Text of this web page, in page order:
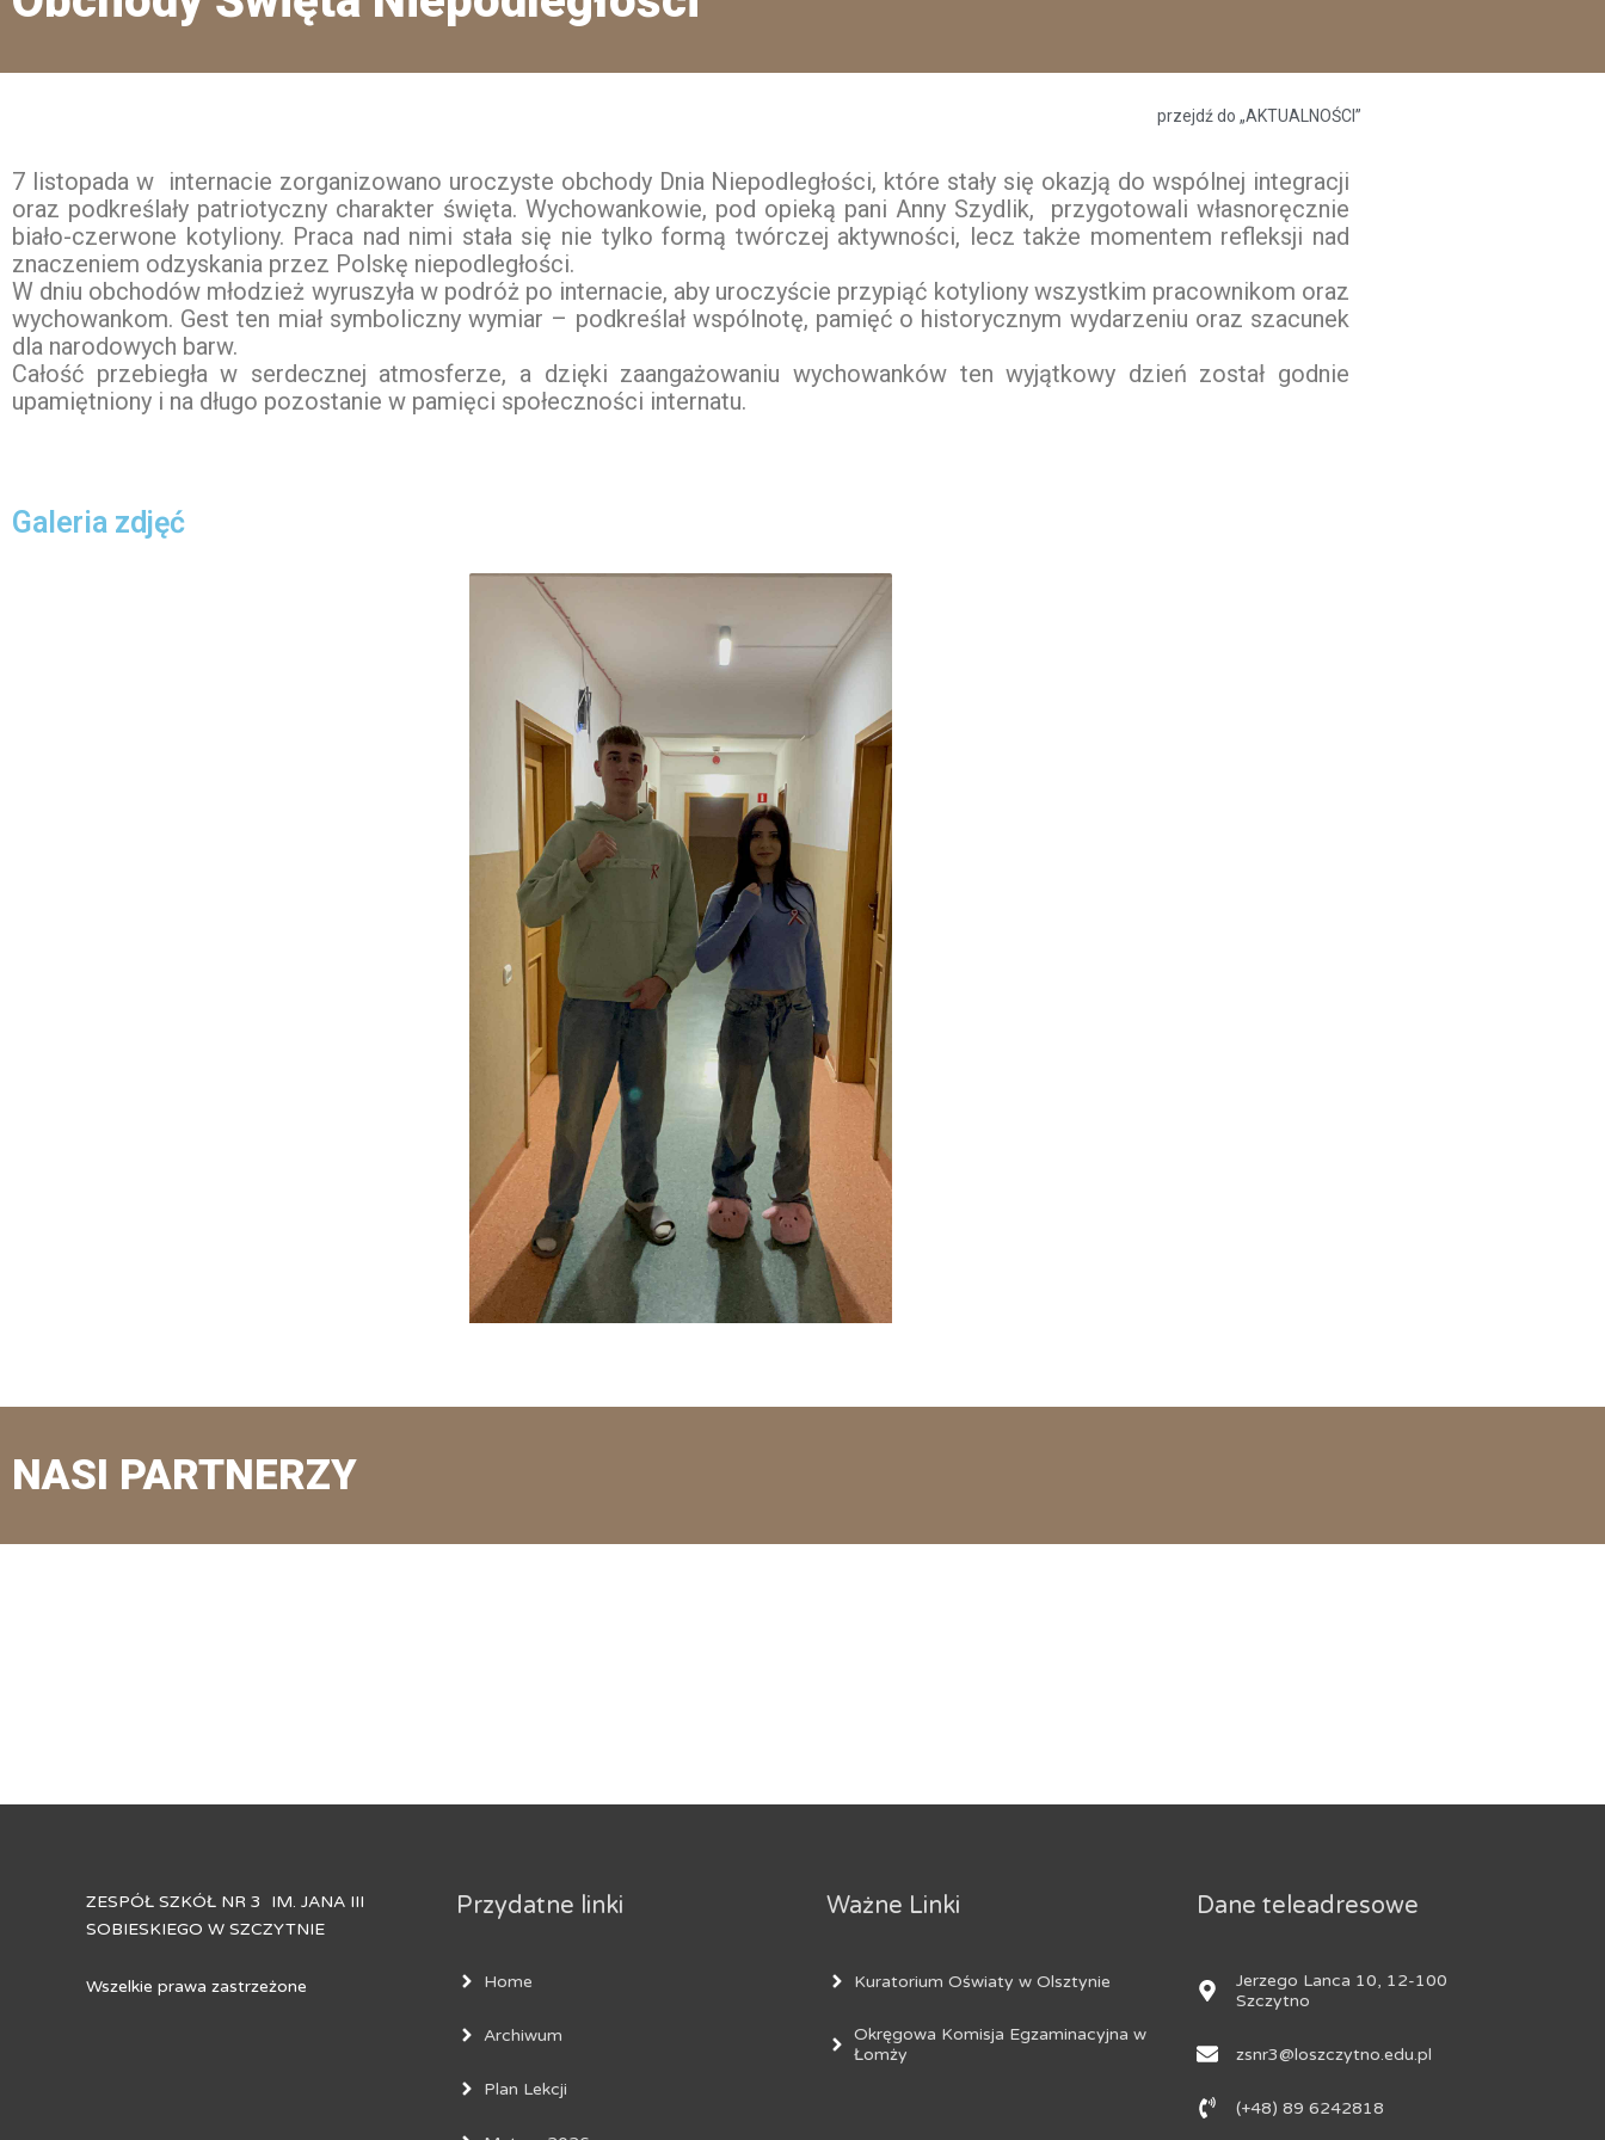
przejdź do „AKTUALNOŚCI”
7 listopada w internacie zorganizowano uroczyste obchody Dnia Niepodległości, które stały się okazją do wspólnej integracji
oraz podkreślały patriotyczny charakter święta. Wychowankowie, pod opieką pani Anny Szydlik, przygotowali własnoręcznie
biało-czerwone kotyliony. Praca nad nimi stała się nie tylko formą twórczej aktywności, lecz także momentem refleksji nad
znaczeniem odzyskania przez Polskę niepodległości.
W dniu obchodów młodzież wyruszyła w podróż po internacie, aby uroczyście przypiąć kotyliony wszystkim pracownikom oraz
wychowankom. Gest ten miał symboliczny wymiar – podkreślał wspólnotę, pamięć o historycznym wydarzeniu oraz szacunek
dla narodowych barw.
Całość przebiegła w serdecznej atmosferze, a dzięki zaangażowaniu wychowanków ten wyjątkowy dzień został godnie
upamiętniony i na długo pozostanie w pamięci społeczności internatu.
Galeria zdjęć
NASI PARTNERZY
ZESPÓŁ SZKÓŁ NR 3 IM. JANA III
SOBIESKIEGO W SZCZYTNIE
Wszelkie prawa zastrzeżone
Przydatne linki
Home
Archiwum
Plan Lekcji
Ważne Linki
Kuratorium Oświaty w Olsztynie
Okręgowa Komisja Egzaminacyjna w
Łomży
Dane teleadresowe
Jerzego Lanca 10, 12-100
Szczytno
zsnr3@loszczytno.edu.pl
(+48) 89 6242818